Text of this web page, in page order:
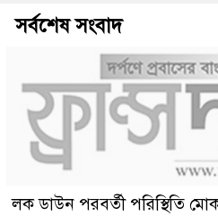
সর্বশেষ সংবাদ
লক ডাউন পরবর্তী পরিস্থিতি